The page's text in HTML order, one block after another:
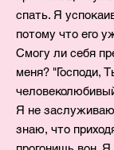
спать. Я
потому что его
Смогу ли себя
меня? "Господи,
Я не
знаю, что